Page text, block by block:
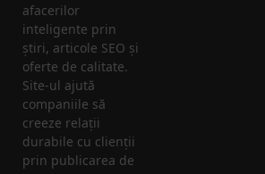
afacerilor
inteligente prin
știri, articole SEO și
oferte de calitate.
Site-ul ajută
companiile să
creeze relații
durabile cu clienții
prin publicarea de